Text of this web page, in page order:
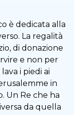
è dedicata alla
La regalità
di donazione
e non per
i piedi ai
in
Un Re che ha
da quella